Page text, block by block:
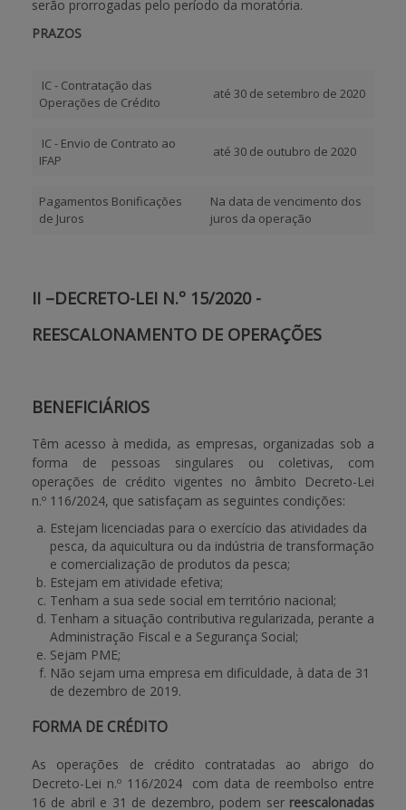
serão prorrogadas pelo período da moratória.
PRAZOS
IC - Contratação das
Operações de Crédito
até 30 de setembro de 2020
IC - Envio de Contrato ao
IFAP
até 30 de outubro de 2020
Pagamentos Bonificações
de Juros
Na data de vencimento dos
juros da operação
II –DECRETO-LEI N.º 15/2020 -
REESCALONAMENTO DE OPERAÇÕES
BENEFICIÁRIOS
Têm acesso à medida, as empresas, organizadas sob a
forma de pessoas singulares ou coletivas, com
operações de crédito vigentes no âmbito
Decreto-Lei
n.º 116/2024, que satisfaçam as seguintes condições:
Estejam licenciadas para o exercício das atividades da
pesca, da aquicultura ou da indústria de transformação
e comercialização de produtos da pesca;
Estejam em atividade efetiva;
Tenham a sua sede social em território nacional;
Tenham a situação contributiva regularizada, perante a
Administração Fiscal e a Segurança Social;
Sejam PME;
Não sejam uma empresa em dificuldade, à data de 31
de dezembro de 2019.
FORMA DE CRÉDITO
As operações de crédito contratadas ao abrigo do
Decreto-Lei n.º 116/2024
com data de reembolso entre
16 de abril e 31 de dezembro, podem ser reescalonadas